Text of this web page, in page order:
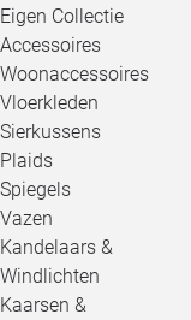
Eigen Collectie
Accessoires
Woonaccessoires
Vloerkleden
Sierkussens
Plaids
Spiegels
Vazen
Kandelaars &
Windlichten
Kaarsen &